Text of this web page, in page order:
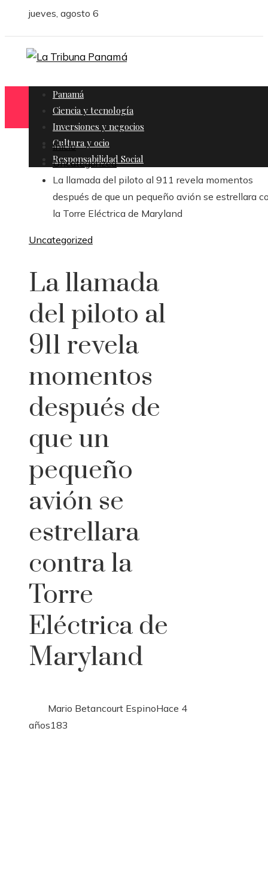
jueves, agosto 6
Panamá
Ciencia y tecnología
Inversiones y negocios
Cultura y ocio
Responsabilidad Social
Inicio
Uncategorized
La llamada del piloto al 911 revela momentos
después de que un pequeño avión se estrellara
la Torre Eléctrica de Maryland
Uncategorized
La llamada
del piloto al
911 revela
momentos
después de
que un
pequeño
avión se
estrellara
contra la
Torre
Eléctrica de
Maryland
Mario Betancourt EspinoHace 4
años183